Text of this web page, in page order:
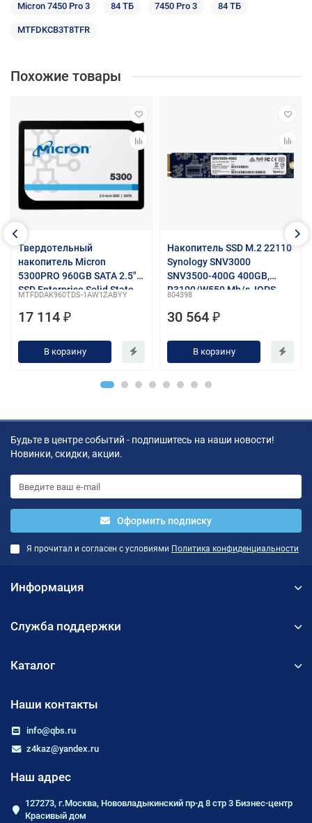
Micron 7450 Pro 3 84 ТБ 7450 Pro 3 84 ТБ
MTFDKCB3T8TFR
Похожие товары
Твердотельный
накопитель Micron
5300PRO 960GB SATA 2.5"
SSD Enterprise Solid State
MTFDDAK960TDS-1AW1ZABYY
17 114 ₽
В корзину
Накопитель SSD M.2 22110
Synology SNV3000
SNV3500-400G 400GB,
R3100/W550 Mb/s, IOPS
804398
30 564 ₽
В корзину
Будьте в центре событий - подпишитесь на наши новости!
Новинки, скидки, акции.
Оформить подписку
Я прочитал и согласен с условиями Политика конфиденциальности
Информация
Служба поддержки
Каталог
Наши контакты
info@qbs.ru
z4kaz@yandex.ru
Наш адрес
127273, г.Москва, Нововладыкинский пр-д 8 стр 3 Бизнес-центр
Красивый дом